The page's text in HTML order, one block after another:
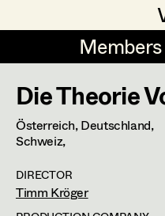
DE EN
Art Department
Costume Designer
Costume
Assistant
Gudrun Büsel
Lena Isabella
Jasmin Engelhart
Die Theorie
Österreich, Deutschland,
Schweiz,
DIRECTOR
Timm Kröger